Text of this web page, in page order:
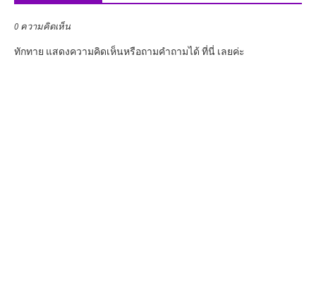
0 ความคิดเห็น
ทักทาย แสดงความคิดเห็นหรือถามคำถามได้ ที่นี่ เลยค่ะ